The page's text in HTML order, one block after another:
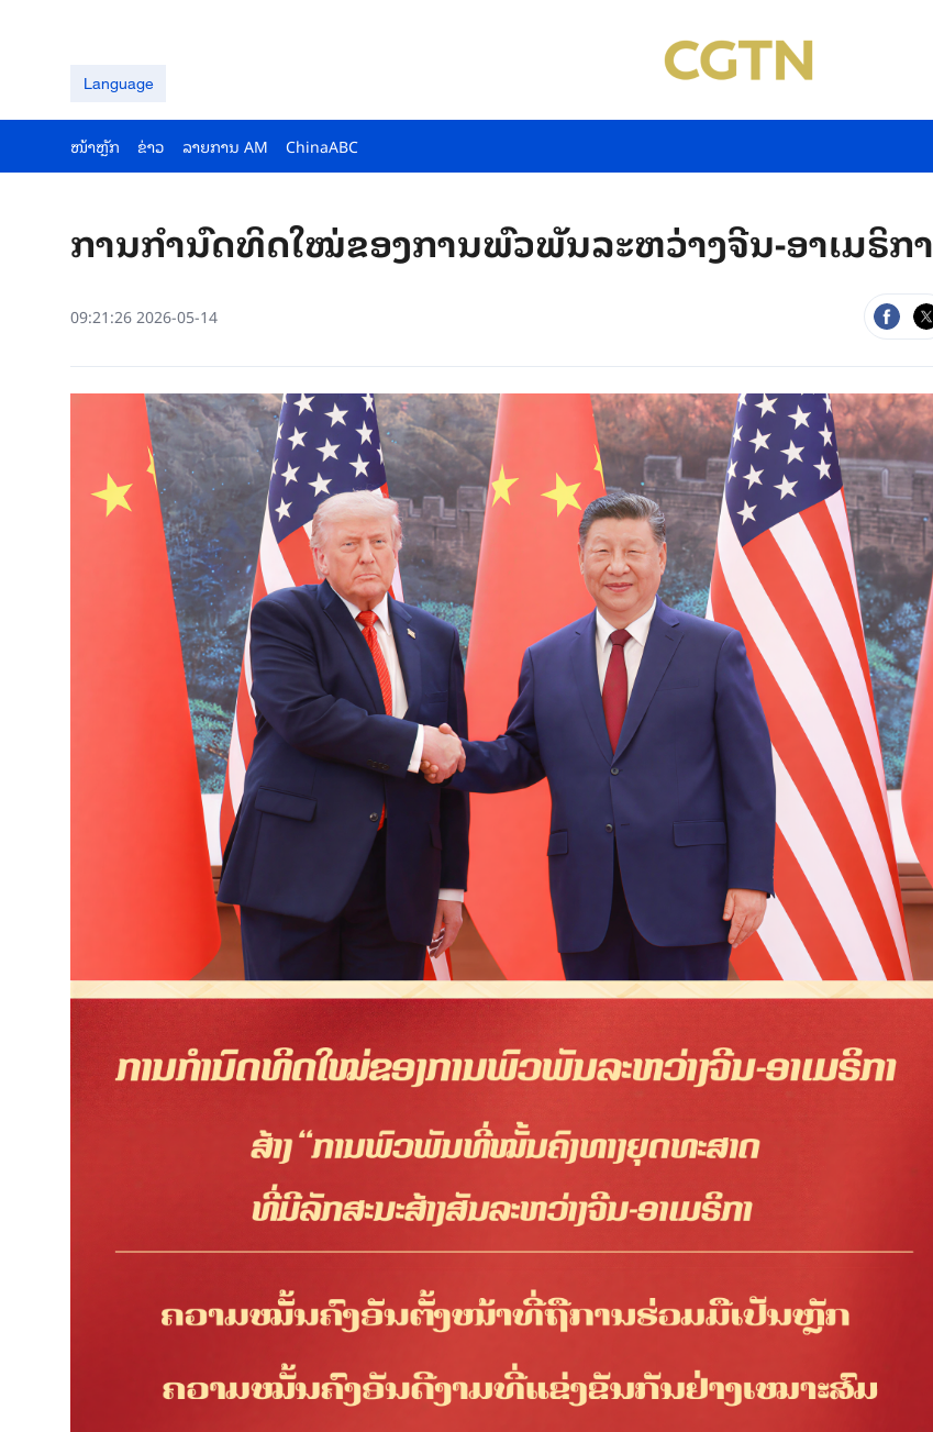
Language
ໜ້າຫຼັກ ຂ່າວ ລາຍ​ການ AM ChinaABC
ການກຳນົດທິດໃໝ່ຂອງການພົວພັນລະຫວ່າງຈີນ-ອາເມຣິກາ
09:21:26 2026-05-14